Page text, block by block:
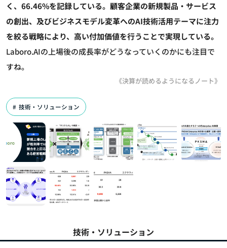
く、66.46%を記録している。顧客企業の新規製品・サービス
の創出、及びビジネスモデル変革へのAI技術活用テーマに注力
を絞る戦略により、高い付加価値を行うことで実現している。
Laboro.AIの上場後の成長率がどうなっていくのかにも注目で
すね。
《決算が読めるようになるノート》
技術・ソリューション
技術・ソリューション